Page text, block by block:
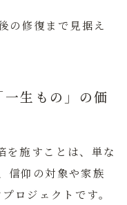
の修復まで見据え
生もの」の価
を施すことは、単な
信仰の対象や家族
ロジェクトです。